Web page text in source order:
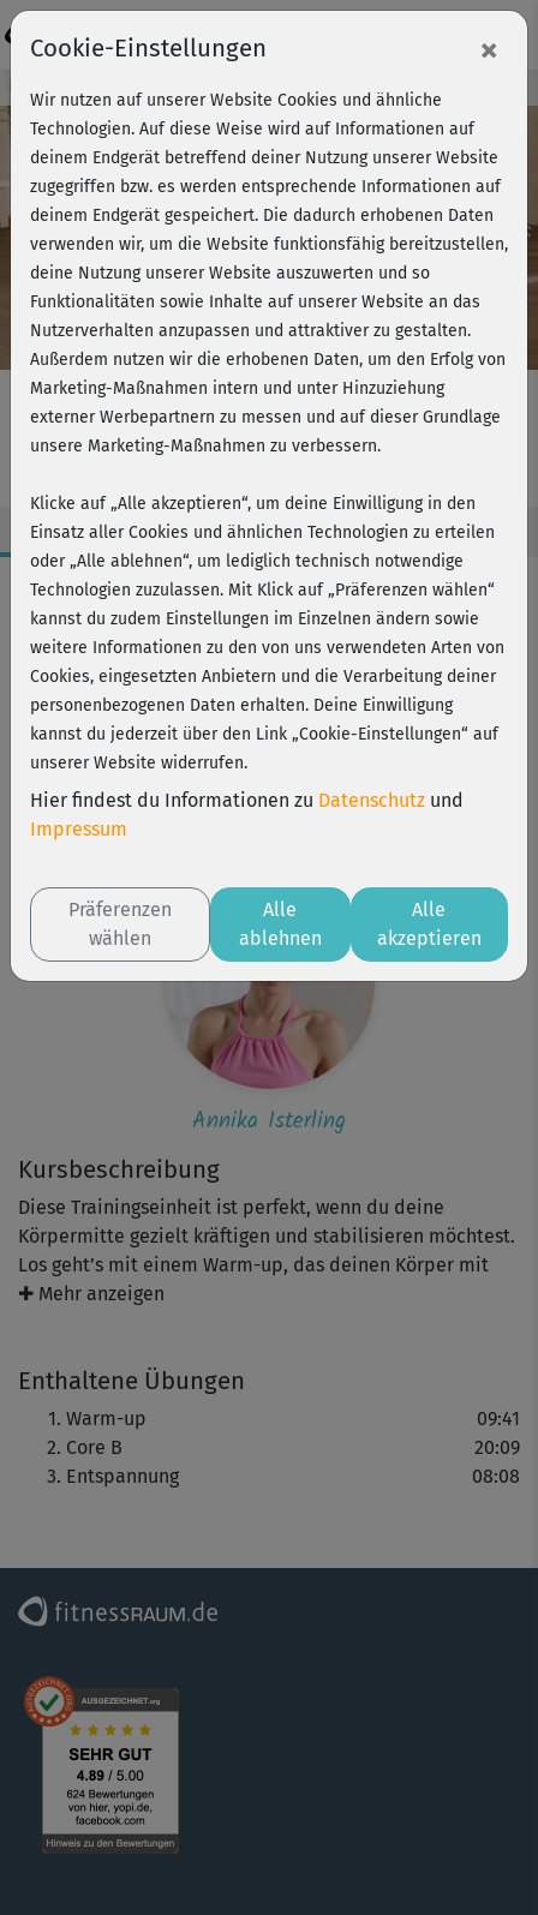
Play
Video
Kursvorschau - Jetzt mitmachen!
Intensiv Yoga - Core-Training
Kursbeschreibung
Diese Trainingseinheit ist perfekt, wenn du deine
Körpermitte gezielt kräftigen und stabilisieren möchtest.
Los geht’s mit einem Warm-up, das deinen Körper mit
Twist, Roll up, Vorwärtsbeuge und Co. perfekt aufs
wirkungsvollen Mix am Boden und im Stand, der deine
Körpermitte mit fließenden Asanans wie Salabhasana-
Variationen (Heuschrecke), der Sphynx (Heuschrecke),
Planks, Low Lunges oder Krieger 2 stärkt und angenehm
„durchdehnt“. Das macht nicht nur die Core-Muskulatur
du das Training wunderbar ausklingen lassen kannst.
leichtere Varianten. Wähle dabei immer den
Schwierigkeitsgrad, der zu deinem Trainingsstand passt.
Fordere, aber überfordere dich nicht.
Hinweis: Die Hilfsmittel, die du für Intensiv Yoga
benötigst, findest du im Tab „Allgemeine Infos“.
✚ Mehr anzeigen
Enthaltene Übungen
Warm-up
09:41
Core B
20:09
Entspannung
08:08
Workout-Facts
mittelschwer
38 Min
127 kcal
Annika Isterling
Figur-Yoga
Annika Isterling
Cookie-Einstellungen ×
Wir nutzen auf unserer Website Cookies und ähnliche
Technologien. Auf diese Weise wird auf Informationen auf
deinem Endgerät betreffend deiner Nutzung unserer Website
zugegriffen bzw. es werden entsprechende Informationen auf
deinem Endgerät gespeichert. Die dadurch erhobenen Daten
verwenden wir, um die Website funktionsfähig bereitzustellen,
deine Nutzung unserer Website auszuwerten und so
Funktionalitäten sowie Inhalte auf unserer Website an das
Nutzerverhalten anzupassen und attraktiver zu gestalten.
Außerdem nutzen wir die erhobenen Daten, um den Erfolg von
Marketing-Maßnahmen intern und unter Hinzuziehung
externer Werbepartnern zu messen und auf dieser Grundlage
unsere Marketing-Maßnahmen zu verbessern.
Klicke auf „Alle akzeptieren“, um deine Einwilligung in den
Einsatz aller Cookies und ähnlichen Technologien zu erteilen
oder „Alle ablehnen“, um lediglich technisch notwendige
Technologien zuzulassen. Mit Klick auf „Präferenzen wählen“
kannst du zudem Einstellungen im Einzelnen ändern sowie
weitere Informationen zu den von uns verwendeten Arten von
Cookies, eingesetzten Anbietern und die Verarbeitung deiner
personenbezogenen Daten erhalten. Deine Einwilligung
kannst du jederzeit über den Link „Cookie-Einstellungen“ auf
unserer Website widerrufen.
Hier findest du Informationen zu Datenschutz und
Impressum
Präferenzen
wählen
Alle
ablehnen
Alle
akzeptieren